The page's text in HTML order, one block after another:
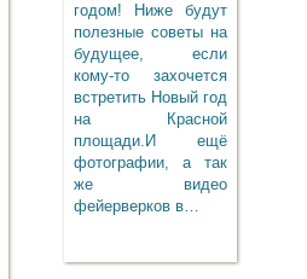
годом! Ниже будут
полезные советы на
будущее, если
кому-то захочется
встретить Новый год
на Красной
площади.И ещё
фотографии, а так
же видео
фейерверков в…